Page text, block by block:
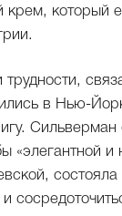
крем, который
в Нью-
«элегантной
и